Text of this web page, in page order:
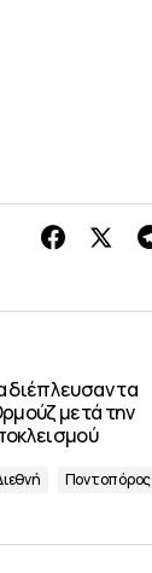
διέπλευσαν τα
μετά την
Ποντοπόρος